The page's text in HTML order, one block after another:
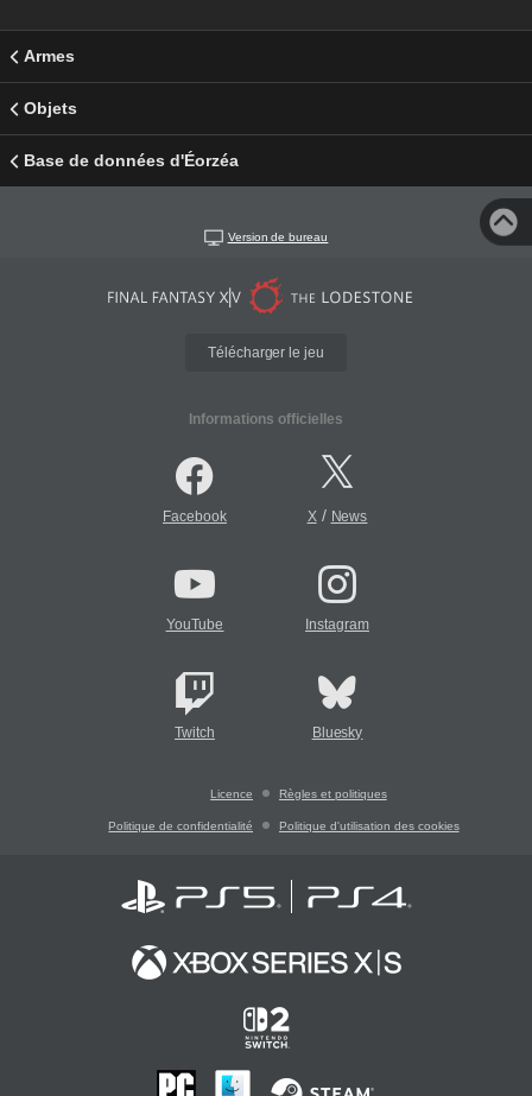
Armes
Objets
Base de données d'Éorzéa
Version de bureau
Télécharger le jeu
Informations officielles
Facebook X/ News
YouTube Instagram
Twitch Bluesky
Licence Règles et politiques
Politique de confidentialité Politique d'utilisation des cookies